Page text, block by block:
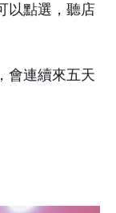
以點選，聽店
會連續來五天